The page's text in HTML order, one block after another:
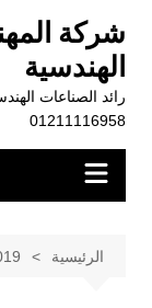
المحتوى
شركة
الهندسية
01211116958
الرئيسية